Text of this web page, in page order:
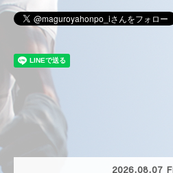
2026.08.07